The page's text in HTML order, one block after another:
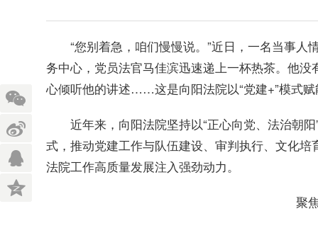
“您别着急，咱们慢慢说。”近日，一名当事
务中心，党员法官马佳滨迅速递上一杯热茶。他
心倾听他的讲述……这是向阳法院以“党建+”模式
近年来，向阳法院坚持以“正心向党、法治朝
式，推动党建工作与队伍建设、审判执行、文化
法院工作高质量发展注入强劲动力。
聚